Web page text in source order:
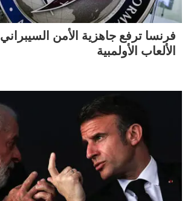
فرنسا ترفع جاهزية الأمن
الألعاب الأولمبية